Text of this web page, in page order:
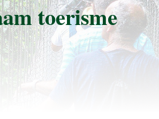
toerisme